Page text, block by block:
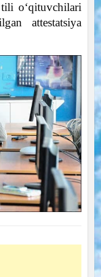
o‘qituvchilari
attestatsiya